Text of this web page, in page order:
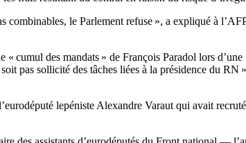
le Parlement refuse », a expliqué à
cumul des mandats » de François Paradol lors
pas sollicité des tâches liées à la présidence du RN
lepéniste Alexandre Varaut qui avait